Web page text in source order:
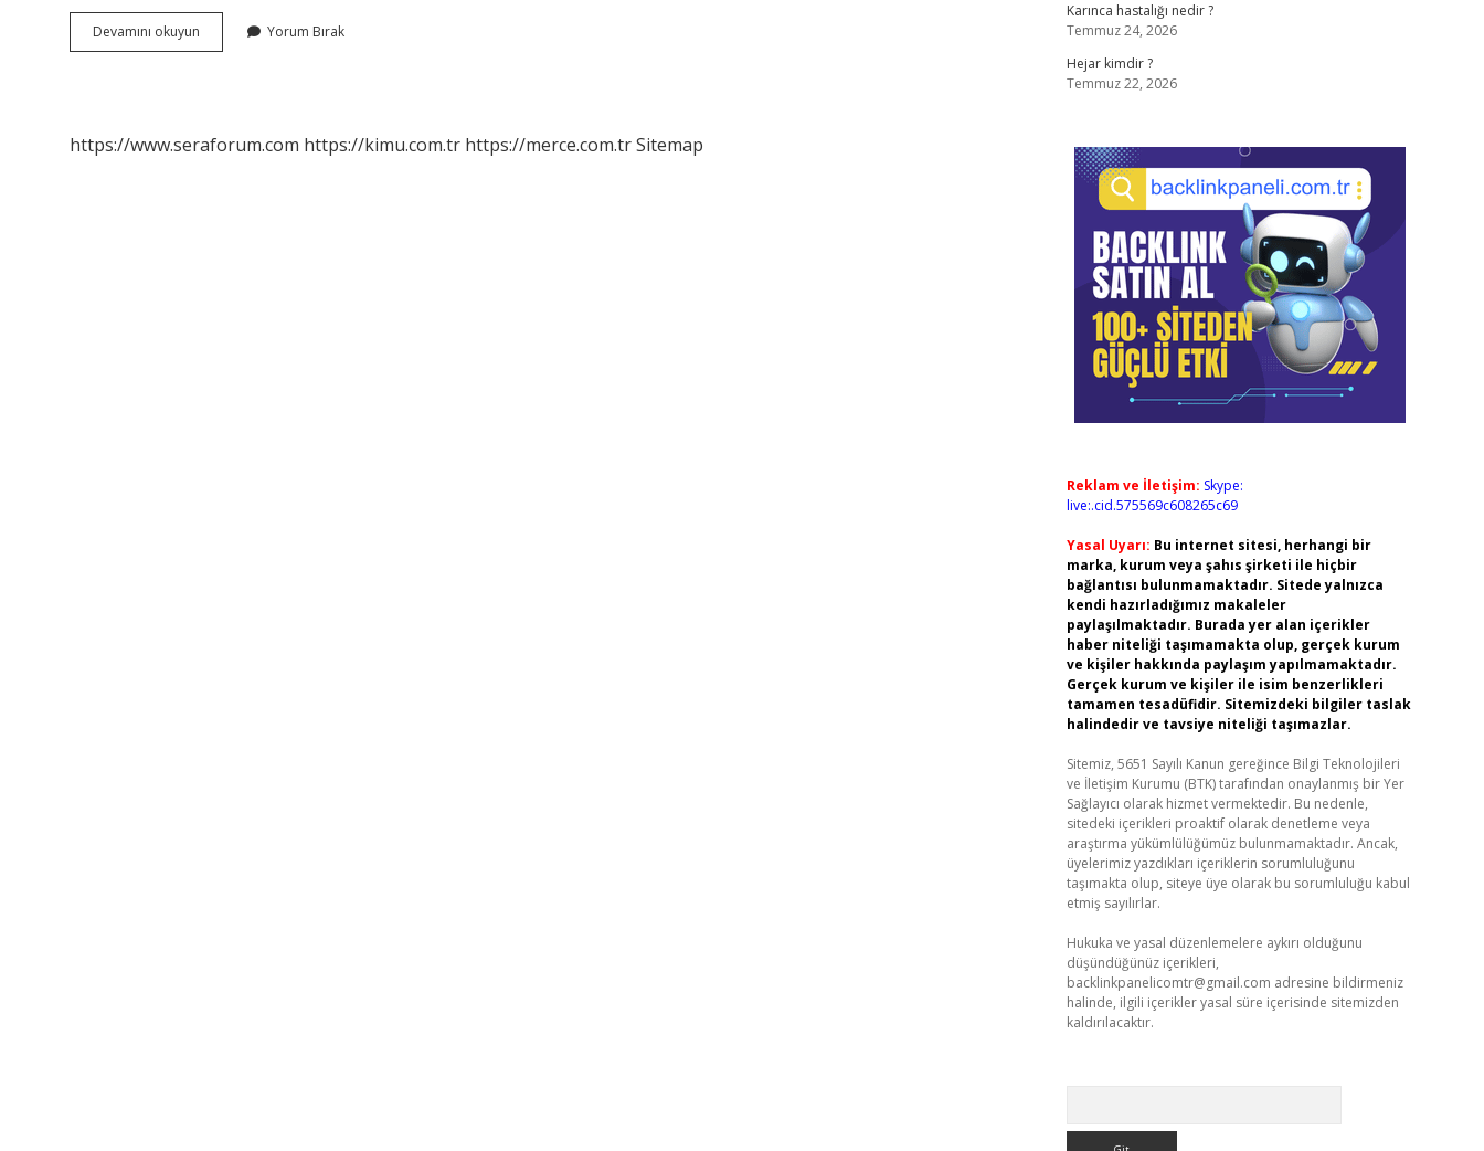
Devamını okuyun
Havalarda
Yorum Bırak
https://www.seraforum.com https://kimu.com.tr https://merce.com.trSitemap
Karınca hastalığı nedir ?
Temmuz 24, 2026
Hejar kimdir ?
Temmuz 22, 2026
Reklam ve İletişim: Skype:
live:.cid.575569c608265c69
Yasal Uyarı: Bu internet sitesi, herhangi bir
marka, kurum veya şahıs şirketi ile hiçbir
bağlantısı bulunmamaktadır. Sitede yalnızca
kendi hazırladığımız makaleler
paylaşılmaktadır. Burada yer alan içerikler
haber niteliği taşımamakta olup, gerçek kurum
ve kişiler hakkında paylaşım yapılmamaktadır.
Gerçek kurum ve kişiler ile isim benzerlikleri
tamamen tesadüfidir. Sitemizdeki bilgiler taslak
halindedir ve tavsiye niteliği taşımazlar.
Sitemiz, 5651 Sayılı Kanun gereğince Bilgi Teknolojileri
ve İletişim Kurumu (BTK) tarafından onaylanmış bir Yer
Sağlayıcı olarak hizmet vermektedir. Bu nedenle,
sitedeki içerikleri proaktif olarak denetleme veya
araştırma yükümlülüğümüz bulunmamaktadır. Ancak,
üyelerimiz yazdıkları içeriklerin sorumluluğunu
taşımakta olup, siteye üye olarak bu sorumluluğu kabul
etmiş sayılırlar.
Hukuka ve yasal düzenlemelere aykırı olduğunu
düşündüğünüz içerikleri,
backlinkpanelicomtr@gmail.com adresine bildirmeniz
halinde, ilgili içerikler yasal süre içerisinde sitemizden
kaldırılacaktır.